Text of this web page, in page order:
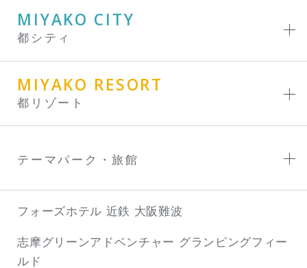
MIYAKO CITY
都シティ
MIYAKO RESORT
都リゾート
テーマパーク・旅館
フォーズホテル 近鉄 大阪難波
志摩グリーンアドベンチャー グランピングフィー
ルド